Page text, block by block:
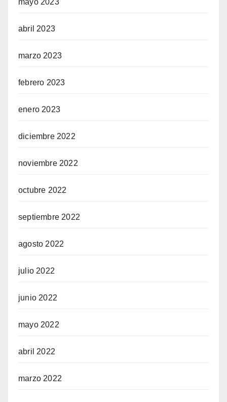
mayo 2023
abril 2023
marzo 2023
febrero 2023
enero 2023
diciembre 2022
noviembre 2022
octubre 2022
septiembre 2022
agosto 2022
julio 2022
junio 2022
mayo 2022
abril 2022
marzo 2022